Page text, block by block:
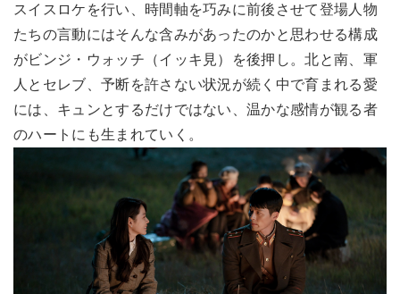
スイスロケを行い、時間軸を巧みに前後させて登場人物
たちの言動にはそんな含みがあったのかと思わせる構成
がビンジ・ウォッチ（イッキ見）を後押し。北と南、軍
人とセレブ、予断を許さない状況が続く中で育まれる愛
には、キュンとするだけではない、温かな感情が観る者
のハートにも生まれていく。